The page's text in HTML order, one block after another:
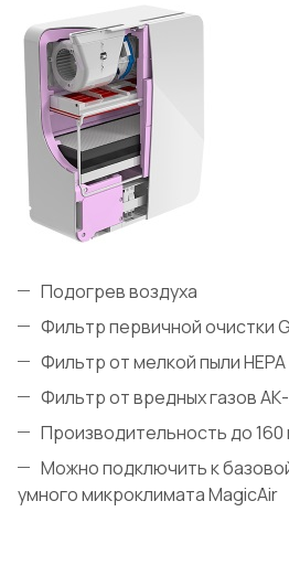
Подогрев воздуха
Фильтр первичной очистки
Фильтр от мелкой пыли HEPA
Фильтр от вредных газов
Производительность до 160
Можно подключить к
умного микроклимата MagicAir